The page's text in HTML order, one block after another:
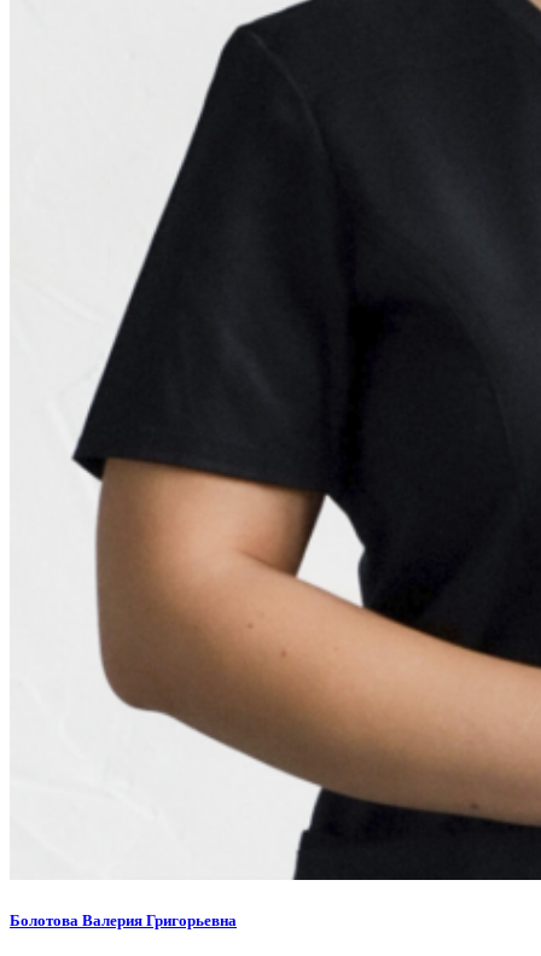
Болотова Валерия Григорьевна